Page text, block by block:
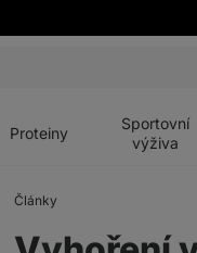
Proteiny
Sportovní
výživa
Články